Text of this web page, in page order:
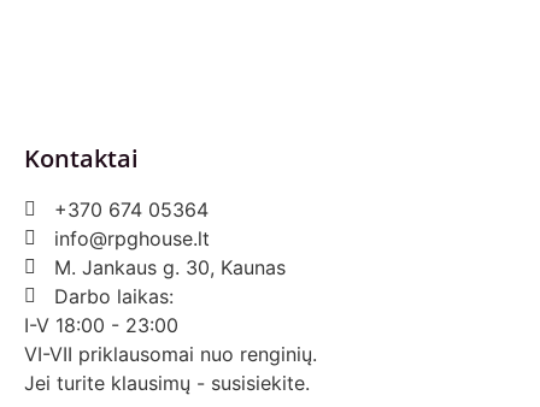
Kontaktai
+370 674 05364
info@rpghouse.lt
M. Jankaus g. 30, Kaunas
Darbo laikas:
I-V 18:00 - 23:00
VI-VII priklausomai nuo renginių.
Jei turite klausimų - susisiekite.